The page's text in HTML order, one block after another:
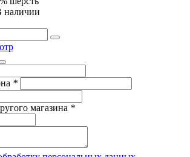
наличии
*
магазина *